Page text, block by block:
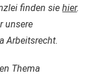
finden siehier.
unsere
Arbeitsrecht.
Thema